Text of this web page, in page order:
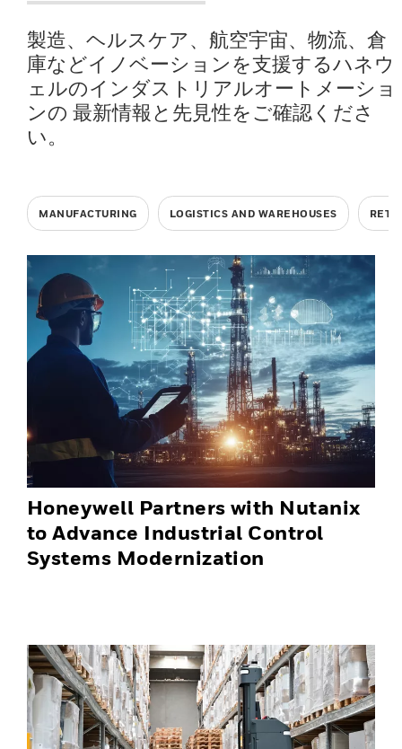
製造、ヘルスケア、航空宇宙、物流、倉
庫などイノベーションを⽀援するハネウ
ェルのインダストリアルオートメーショ
ンの 最新情報と先⾒性をご確認くださ
い。
MANUFACTURING LOGISTICS AND WAREHOUSES
Honeywell Partners with Nutanix
to Advance Industrial Control
Systems Modernization